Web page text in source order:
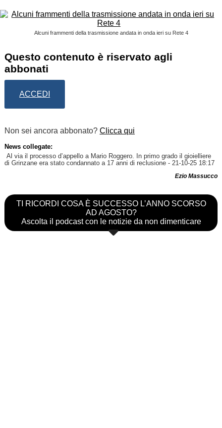
Alcuni frammenti della trasmissione andata in onda ieri su Rete 4
Questo contenuto è riservato agli
abbonati
ACCEDI
Non sei ancora abbonato? Clicca qui
News collegate:
Al via il processo d’appello a Mario Roggero. In primo grado il gioielliere
di Grinzane era stato condannato a 17 anni di reclusione- 21-10-25 18:17
Ezio Massucco
TI RICORDI COSA È SUCCESSO L’ANNO SCORSO
AD AGOSTO?
Ascolta il podcast con le notizie da non dimenticare